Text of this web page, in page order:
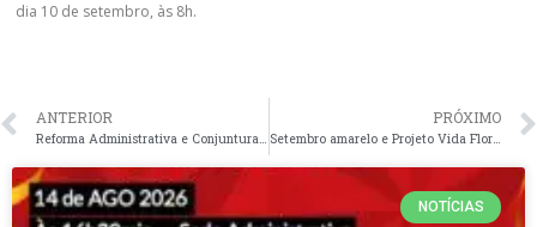
dia 10 de setembro, às 8h.
ANTERIOR PRÓXIMO
Setembro amarelo e Projeto Vida Flor: roda de conversa e distribuição de hortaliças nesta quinta-feira, dia 11 de setembro
NOTÍCIAS